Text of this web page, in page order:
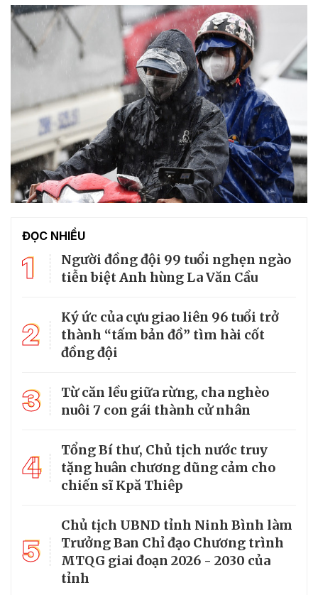
ĐỌC NHIỀU
1
Người đồng đội 99 tuổi nghẹn ngào
tiễn biệt Anh hùng La Văn Cầu
2
Ký ức của cựu giao liên 96 tuổi trở
thành “tấm bản đồ” tìm hài cốt
đồng đội
3
Từ căn lều giữa rừng, cha nghèo
nuôi 7 con gái thành cử nhân
4
Tổng Bí thư, Chủ tịch nước truy
tặng huân chương dũng cảm cho
chiến sĩ Kpă Thiêp
5
Chủ tịch UBND tỉnh Ninh Bình làm
Trưởng Ban Chỉ đạo Chương trình
MTQG giai đoạn 2026 - 2030 của
tỉnh